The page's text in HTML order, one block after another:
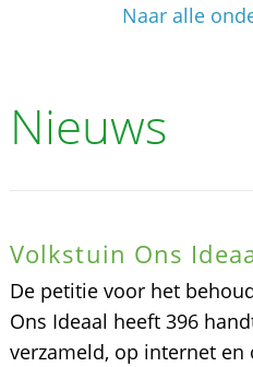
Naar alle
Nieuws
Volkstuin Ons
De petitie voor het
Ons Ideaal heeft 396
verzameld, op internet en